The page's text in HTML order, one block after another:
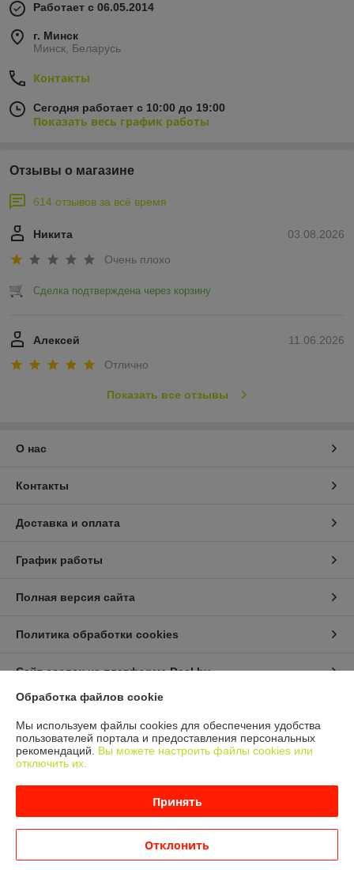
Работает с 06.05.2014
г. Минск
Минск, Беларусь
Контакты
Сегодня работает с 10:00 до 19:00
Показать весь график работы
Отзывы о магазине
614 отзывов за всё время
03.08.2026
Никита
Очень плохо
Сделка подтверждена через корзину
11.06.2026
Алексей
Отлично
Показать все отзывы
О нас
Контакты
Доставка и оплата
График работы
Полная версия сайта
Политика обработки cookies
Сайт создан на платформе Deal.by
Информация для покупателя
Юридическое лицо:ООО "МАКИТЭКС"
Минский р-н, Боровлянский с\с, д. Лесковка, ул. Совхозная, 3
Регистрационный номер ЕГР: 693286559
Регистрационный орган: Мингорисполком
Дата регистрации компании: 16.04.2024
Обработка файлов cookie
Мы используем файлы cookies для обеспечения удобства
пользователей портала и предоставления персональных
рекомендаций. Вы можете настроить файлы cookies или
отключить их.
Принять
Отклонить